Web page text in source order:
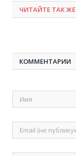
ЧИТАЙТЕ ТАК ЖЕ
КОММЕНТАРИИ